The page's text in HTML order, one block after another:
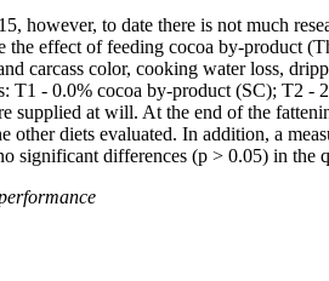
however, to date there is not much
the effect of feeding cocoa by-
carcass color, cooking water loss,
T1 - 0.0% cocoa by-product (SC);
supplied at will. At the end of the
diets evaluated. In addition, a
significant differences (p > 0.05) in the